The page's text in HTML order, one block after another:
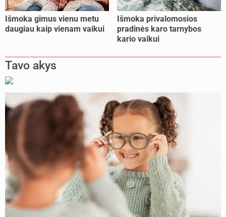
Išmoka gimus vienu metu
daugiau kaip vienam vaikui
Išmoka privalomosios
pradinės karo tarnybos
kario vaikui
Tavo akys